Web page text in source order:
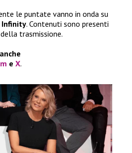
le puntate vanno in onda su
Infinity. Contenuti sono presenti
trasmissione.
anche
e X.